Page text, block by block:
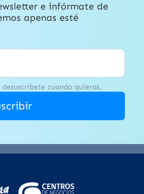
e infórmate de
apenas esté
cuando quieras.